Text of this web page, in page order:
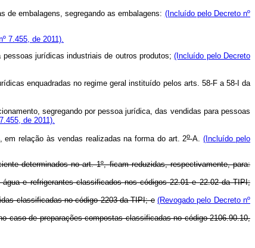
de embalagens, segregando as embalagens: (Incluído pelo Decreto nº
7.455, de 2011).
pessoas jurídicas industriais de outros produtos;(Incluído pelo Decreto
enquadradas no regime geral instituído pelos arts. 58-F a 58-I da
segregando por pessoa jurídica, das vendidas para pessoas
de 2011).
, em relação às vendas realizadas na forma do art. 2o-A.(Incluído pelo
determinados no art. 1º, ficam reduzidas, respectivamente, para:
e refrigerantes classificados nos códigos 22.01 e 22.02 da TIPI;
classificadas no código 2203 da TIPI; e (Revogado pelo Decreto nº
caso de preparações compostas classificadas no código 2106.90.10,